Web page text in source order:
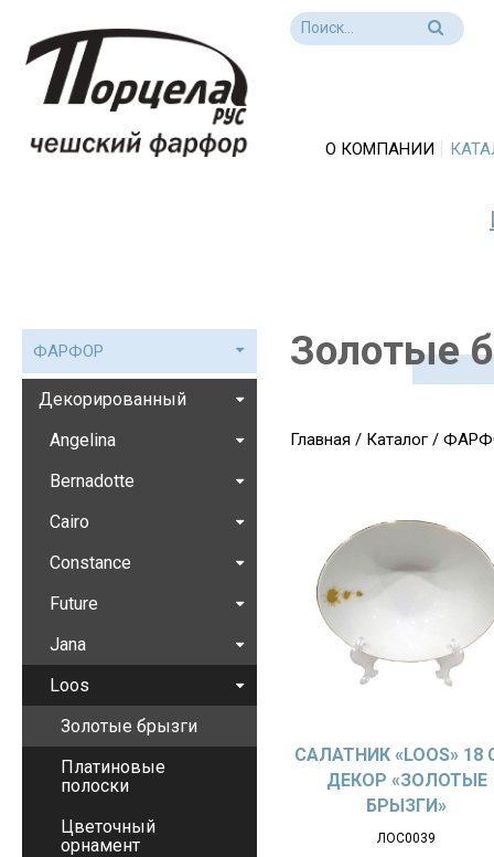
О КОМПАНИИ
Золотые
Главная / Каталог/
САЛАТНИК «LOOS» 18
ДЕКОР «ЗОЛОТЫЕ
БРЫЗГИ»
ЛОС0039
ФАРФОР
Декорированный
Angelina
Bernadotte
Cairo
Constance
Future
Jana
Loos
Золотые брызги
Платиновые
полоски
Цветочный
орнамент